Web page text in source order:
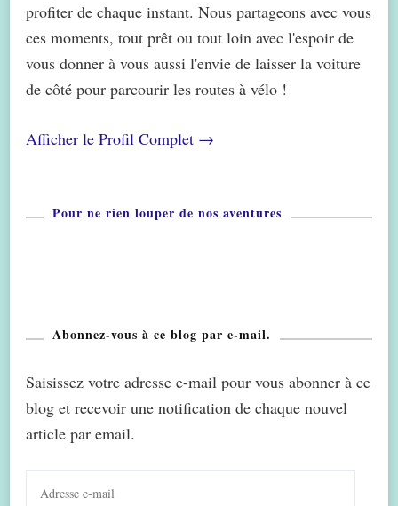
profiter de chaque instant. Nous partageons avec vous
ces moments, tout prêt ou tout loin avec l'espoir de
vous donner à vous aussi l'envie de laisser la voiture
de côté pour parcourir les routes à vélo !
Afficher le Profil Complet →
Pour ne rien louper de nos aventures
Abonnez-vous à ce blog par e-mail.
Saisissez votre adresse e-mail pour vous abonner à ce
blog et recevoir une notification de chaque nouvel
article par email.